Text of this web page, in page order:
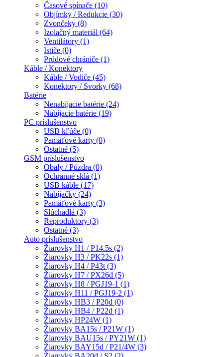
Časové spínače (10)
Objímky / Redukcie (30)
Zvončeky (8)
Izolačný materiál (64)
Ventilátory (1)
Ističe (0)
Prúdové chrániče (1)
Káble / Konektory
Káble / Vodiče (45)
Konektory / Svorky (68)
Batérie
Nenabíjacie batérie (24)
Nabíjacie batérie (19)
PC príslušenstvo
USB kľúče (0)
Pamäťové karty (0)
Ostatné (5)
GSM príslušenstvo
Obaly / Púzdra (0)
Ochranné sklá (1)
USB káble (17)
Nabíjačky (24)
Pamäťové karty (3)
Slúchadlá (3)
Reproduktory (3)
Ostatné (3)
Auto príslušenstvo
Žiarovky H1 / P14.5s (2)
Žiarovky H3 / PK22s (1)
Žiarovky H4 / P43t (3)
Žiarovky H7 / PX26d (5)
Žiarovky H8 / PGJ19-1 (1)
Žiarovky H11 / PGJ19-2 (1)
Žiarovky HB3 / P20d (0)
Žiarovky HB4 / P22d (1)
Žiarovky HP24W (1)
Žiarovky BA15s / P21W (1)
Žiarovky BAU15s / PY21W (1)
Žiarovky BAY15d / P21/4W (3)